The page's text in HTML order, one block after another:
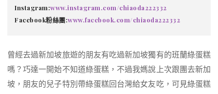
Instagram:www.instagram.com/chiaoda222332
Facebook粉絲團:www.facebook.com/chiaoda222332
曾經去過新加坡旅遊的朋友有吃過新加坡獨有的班蘭綠蛋糕
嗎？巧達一開始不知道綠蛋糕，不過我媽說上次跟團去新加
坡，朋友的兒子特別帶綠蛋糕回台灣給女友吃，可見綠蛋糕